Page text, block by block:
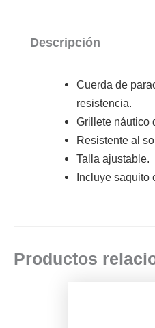
Descripción
Cuerda de
resistencia.
Grillete náutico
Resistente al
Talla ajustable.
Incluye saquito
Productos